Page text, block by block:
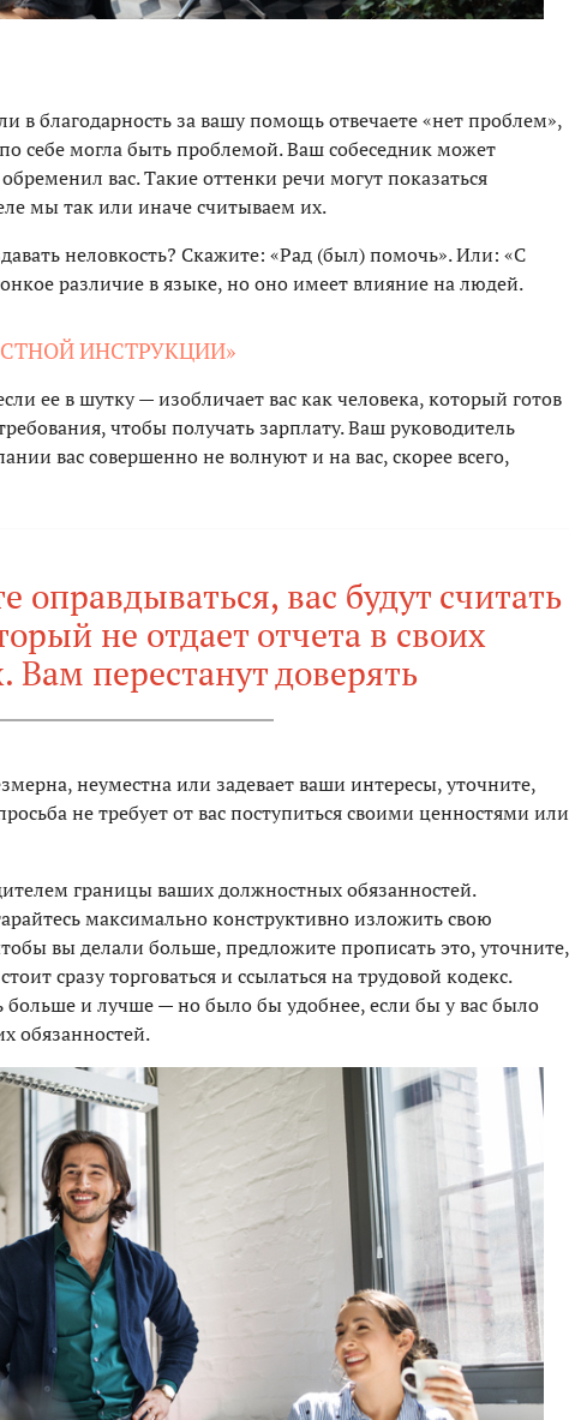
в благодарность за вашу помощь отвечаете «нет проблем»,
себе могла быть проблемой. Ваш собеседник может
вас. Такие оттенки речи могут показаться
мы так или иначе считываем их.
неловкость? Скажите: «Рад (был) помочь». Или: «С
различие в языке, но оно имеет влияние на людей.
ИНСТРУКЦИИ»
ее в шутку — изобличает вас как человека, который готов
чтобы получать зарплату. Ваш руководитель
вас совершенно не волнуют и на вас, скорее всего,
оправдываться, вас будут считать
не отдает отчета в своих
Вам перестанут доверять
неуместна или задевает ваши интересы, уточните,
не требует от вас поступиться своими ценностями или
границы ваших должностных обязанностей.
максимально конструктивно изложить свою
вы делали больше, предложите прописать это, уточните,
сразу торговаться и ссылаться на трудовой кодекс.
больше и лучше — но было бы удобнее, если бы у вас было
обязанностей.